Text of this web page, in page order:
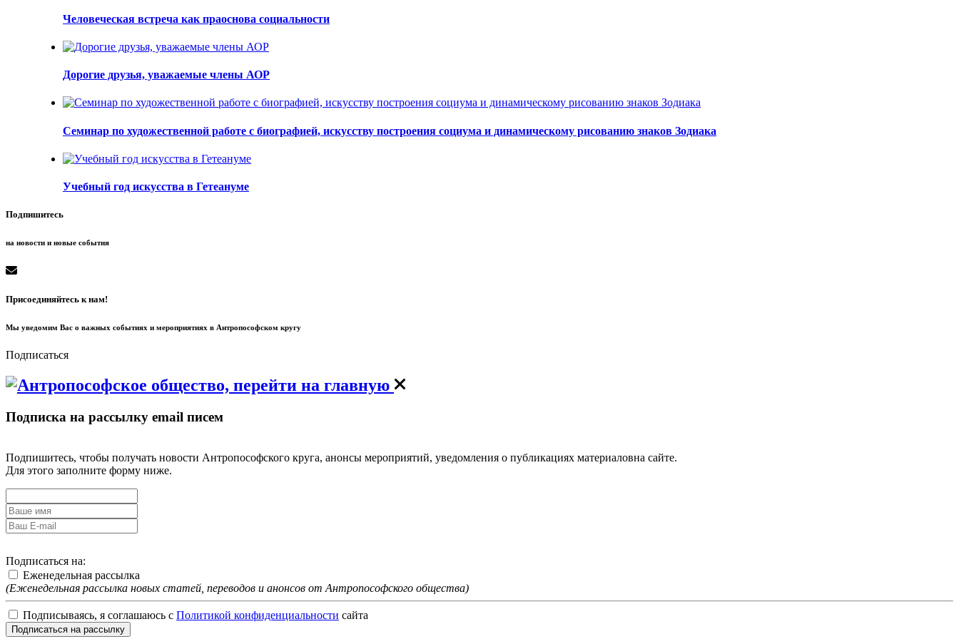
Человеческая встреча как праоснова социальности
Дорогие друзья, уважаемые члены АОР
Семинар по художественной работе с биографией, искусству построения социума и динамическому рисованию знаков Зодиака
Учебный год искусства в Гетеануме
Подпишитесь
на новости и новые события
Присоединяйтесь к нам!
Мы уведомим Вас о важных событиях и мероприятиях в Антропософском кругу
Подписаться
Подписка на рассылку email писем
Подпишитесь, чтобы получать новости Антропософского круга, анонсы мероприятий, уведомления о публикациях материаловна сайте.
Для этого заполните форму ниже.
Подписаться на:
Еженедельная рассылка
(Еженедельная рассылка новых статей, переводов и анонсов от Антропософского общества)
Подписываясь, я соглашаюсь с Политикой конфиденциальности сайта
Подписаться на рассылку